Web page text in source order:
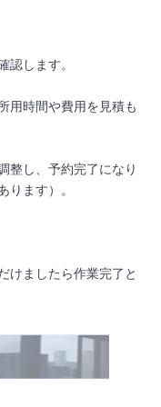
認します。
用時間や費用を見積も
整し、予約完了になり
ります）。
けましたら作業完了と